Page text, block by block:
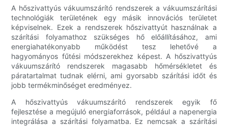
A hőszivattyús vákuumszárító rendszerek a vákuumszárítási
technológiák területének egy másik innovációs területet
képviselnek. Ezek a rendszerek hőszivattyút használnak a
szárítási folyamathoz szükséges hő előállításához, ami
energiahatékonyabb működést tesz lehetővé a
hagyományos fűtési módszerekhez képest. A hőszivattyús
vákuumszárító rendszerek magasabb hőmérsékletet és
páratartalmat tudnak elérni, ami gyorsabb szárítási időt és
jobb termékminőséget eredményez.
A hőszivattyús vákuumszárító rendszerek egyik fő
fejlesztése a megújuló energiaforrások, például a napenergia
integrálása a szárítási folyamatba. Ez nemcsak a szárítási